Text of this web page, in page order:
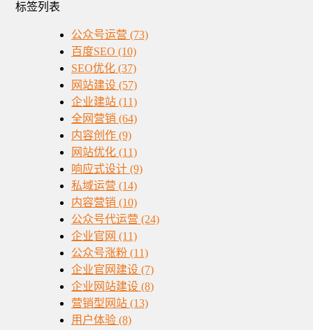
标签列表
公众号运营 (73)
百度SEO (10)
SEO优化 (37)
网站建设 (57)
企业建站 (11)
全网营销 (64)
内容创作 (9)
网站优化 (11)
响应式设计 (9)
私域运营 (14)
内容营销 (10)
公众号代运营 (24)
企业官网 (11)
公众号涨粉 (11)
企业官网建设 (7)
企业网站建设 (8)
营销型网站 (13)
用户体验 (8)